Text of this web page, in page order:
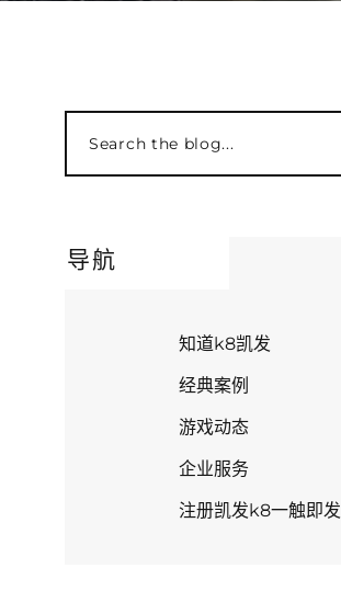
Search the blog...
导航
知道k8凯发
经典案例
游戏动态
企业服务
注册凯发k8一触即发